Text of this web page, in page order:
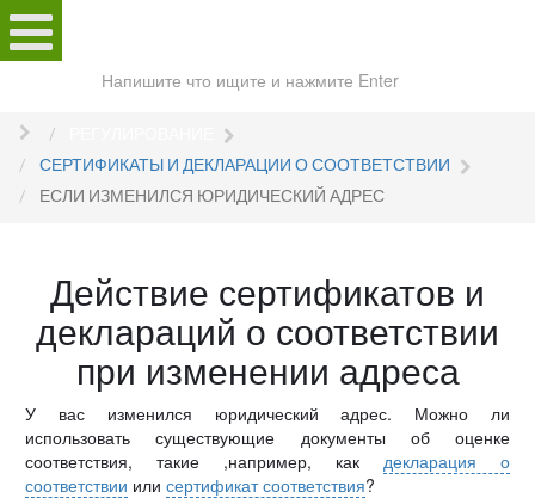
сайту
СЕРТИФИКАТЫ И ДЕКЛАРАЦИИ О СООТВЕТСТВИИ
ЕСЛИ ИЗМЕНИЛСЯ ЮРИДИЧЕСКИЙ АДРЕС
Действие сертификатов и
деклараций о соответствии
при изменении адреса
У вас изменился юридический адрес. Можно ли
использовать существующие документы об оценке
соответствия, такие ,например, как декларация о
соответствии илисертификат соответствия?